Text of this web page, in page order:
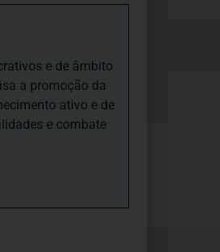
e de âmbito
a promoção da
ativo e de
e combate